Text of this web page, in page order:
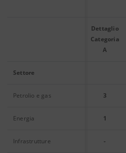
Dettaglio
Categoria
A
Settore
Petrolio e gas 3
Energia 1
Infrastrutture -